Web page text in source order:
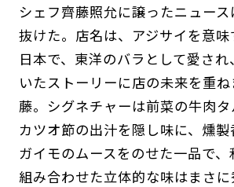
シェフ齊藤照允に譲ったニュー
抜けた。店名は、アジサイを意
日本で、東洋のバラとして愛さ
いたストーリーに店の未来を重
藤。シグネチャーは前菜の牛肉
カツオ節の出汁を隠し味に、燻
ガイモのムースをのせた一品で
組み合わせた立体的な味はまさ